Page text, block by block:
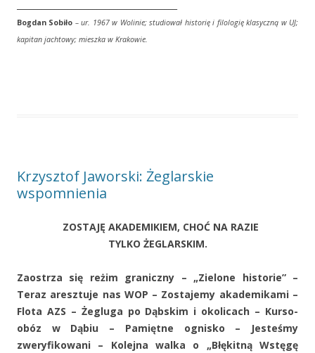
Bogdan Sobiło – ur. 1967 w Wolinie; studiował historię i filologię klasyczną w UJ;
kapitan jachtowy; mieszka w Krakowie.
Krzysztof Jaworski: Żeglarskie
wspomnienia
ZOSTAJĘ AKADEMIKIEM, CHOĆ NA RAZIE
TYLKO ŻEGLARSKIM.
Zaostrza się reżim graniczny – „Zielone historie” –
Teraz aresztuje nas WOP – Zostajemy akademikami –
Flota AZS – Żegluga po Dąbskim i okolicach – Kurso-
obóz w Dąbiu – Pamiętne ognisko – Jesteśmy
zweryfikowani – Kolejna walka o „Błękitną Wstęgę